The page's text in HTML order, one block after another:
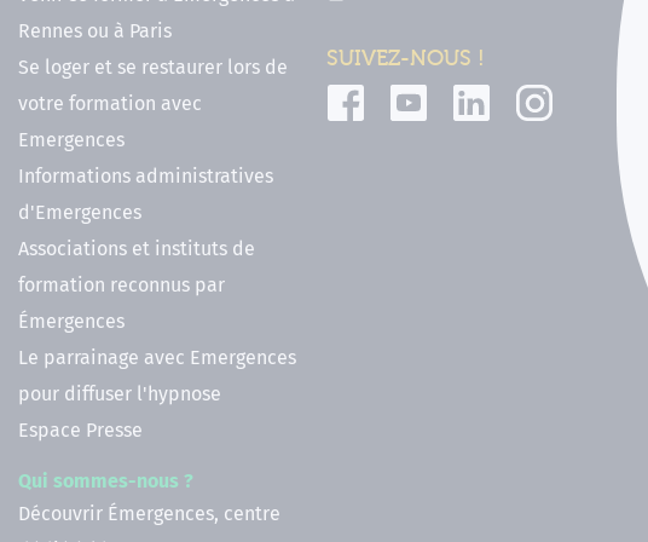
Rennes ou à Paris
Se loger et se restaurer lors de
votre formation avec
Emergences
Informations administratives
d'Emergences
Associations et instituts de
formation reconnus par
Émergences
Le parrainage avec Emergences
pour diffuser l'hypnose
Espace Presse
Qui sommes-nous ?
Découvrir Émergences, centre
SUIVEZ-NOUS !